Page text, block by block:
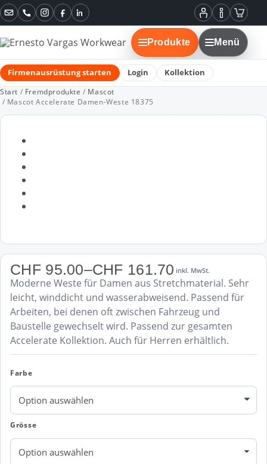
Mein
Konto
Informationen
Instagram
FacebookLinkedIn
Produkte Menü
Firmenausrüstung starten Login Kollektion
Start / Fremdprodukte / Mascot
/ Mascot Accelerate Damen-Weste 18375
CHF95.00–CHF 161.70
Preisspanne:
CHF 95.00
bis
CHF 161.70
inkl. MwSt.
Moderne Weste für Damen aus Stretchmaterial. Sehr
leicht, winddicht und wasserabweisend. Passend für
Arbeiten, bei denen oft zwischen Fahrzeug und
Baustelle gewechselt wird. Passend zur gesamten
Accelerate Kollektion. Auch für Herren erhältlich.
Farbe
Grösse